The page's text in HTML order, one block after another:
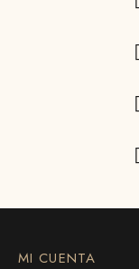
MI CUENTA